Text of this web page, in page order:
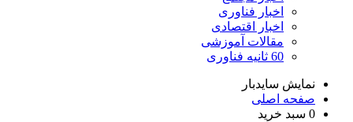
اخبار فناوری
اخبار اقتصادی
مقالات آموزشی
60 ثانیه فناوری
نمایش سایدبار
صفحه اصلی
0 سبد خرید